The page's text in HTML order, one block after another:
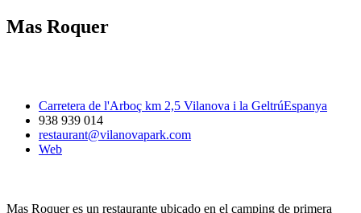
Mas Roquer
Carretera de l'Arboç km 2,5 Vilanova i la GeltrúEspanya
938 939 014
restaurant@vilanovapark.com
Web
Mas Roquer es un restaurante ubicado en el camping de primera